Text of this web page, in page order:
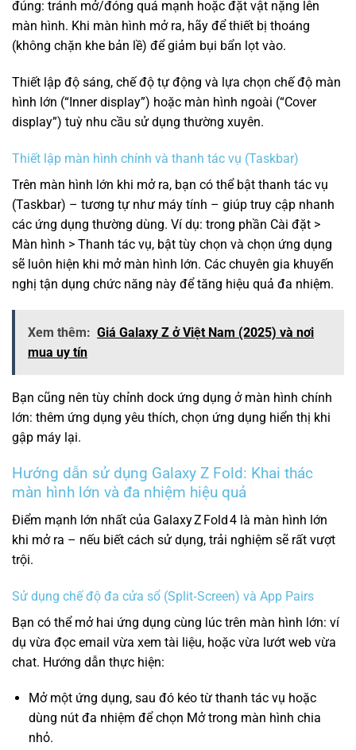
đúng: tránh mở/đóng quá mạnh hoặc đặt vật nặng lên
màn hình. Khi màn hình mở ra, hãy để thiết bị thoáng
(không chặn khe bản lề) để giảm bụi bẩn lọt vào.
Thiết lập độ sáng, chế độ tự động và lựa chọn chế độ màn
hình lớn (“Inner display”) hoặc màn hình ngoài (“Cover
display”) tuỳ nhu cầu sử dụng thường xuyên.
Thiết lập màn hình chính và thanh tác vụ (Taskbar)
Trên màn hình lớn khi mở ra, bạn có thể bật thanh tác vụ
(Taskbar) – tương tự như máy tính – giúp truy cập nhanh
các ứng dụng thường dùng. Ví dụ: trong phần Cài đặt >
Màn hình > Thanh tác vụ, bật tùy chọn và chọn ứng dụng
sẽ luôn hiện khi mở màn hình lớn. Các chuyên gia khuyến
nghị tận dụng chức năng này để tăng hiệu quả đa nhiệm.
Xem thêm: Giá Galaxy Z ở Việt Nam (2025) và nơi
mua uy tín
Bạn cũng nên tùy chỉnh dock ứng dụng ở màn hình chính
lớn: thêm ứng dụng yêu thích, chọn ứng dụng hiển thị khi
gập máy lại.
Hướng dẫn sử dụng Galaxy Z Fold: Khai thác
màn hình lớn và đa nhiệm hiệu quả
Điểm mạnh lớn nhất của Galaxy Z Fold 4 là màn hình lớn
khi mở ra – nếu biết cách sử dụng, trải nghiệm sẽ rất vượt
trội.
Sử dụng chế độ đa cửa sổ (Split‑Screen) và App Pairs
Bạn có thể mở hai ứng dụng cùng lúc trên màn hình lớn: ví
dụ vừa đọc email vừa xem tài liệu, hoặc vừa lướt web vừa
chat. Hướng dẫn thực hiện:
Mở một ứng dụng, sau đó kéo từ thanh tác vụ hoặc
dùng nút đa nhiệm để chọn Mở trong màn hình chia
nhỏ.